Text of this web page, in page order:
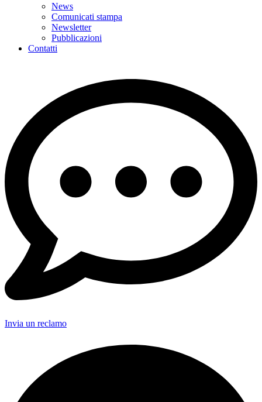
News
Comunicati stampa
Newsletter
Pubblicazioni
Contatti
Invia un reclamo